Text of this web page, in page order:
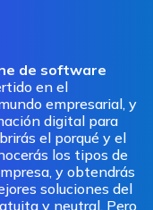
de software
en el
empresarial, y
digital para
el porqué y el
los tipos de
y obtendrás
soluciones del
y neutral. Pero